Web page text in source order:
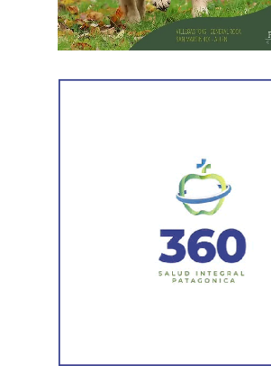
Luego llegaron los datos de la
habilitación comercial vigente para un
La Agencia de Recaudación y Control
más piezas. Según la sentencia,
el
registrado como socio, gerente o
distintas firmas. A esa información se